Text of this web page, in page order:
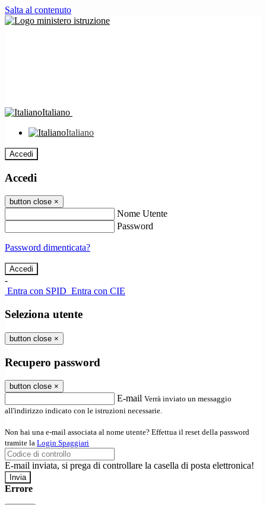
Salta al contenuto
Italiano
Italiano
Accedi
Accedi
button close ×
Nome Utente
Password
Password dimenticata?
-
Entra con SPID Entra con CIE
Seleziona utente
button close ×
Recupero password
button close ×
E-mail Verrà inviato un messaggio
all'indirizzo indicato con le istruzioni necessarie.
Non hai una e-mail associata al nome utente? Effettua il reset della password
tramite la Login Spaggiari
E-mail inviata, si prega di controllare la casella di posta elettronica!
Errore